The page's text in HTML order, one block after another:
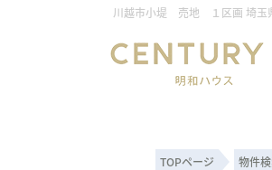
TOPページ 物件